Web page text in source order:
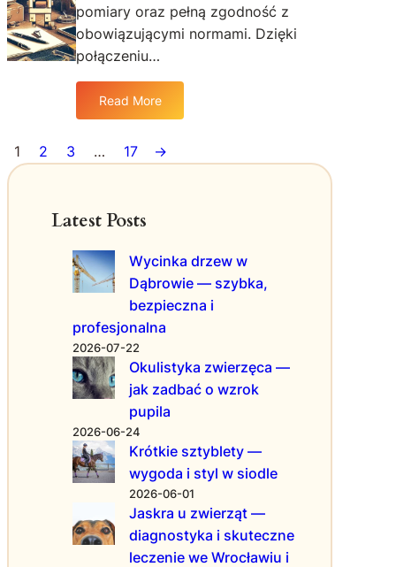
e
g
o
s
n
e
r
ę
d
e
m
o
c
T
w
o
e
o
e
p
l
e
o
e
p
w
i
k
s
i
ę
g
o
w
o
ś
ć
d
l
a
f
i
pomiary oraz pełną zgodność z
obowiązującymi normami. Dzięki
połączeniu…
Read More
r
o
s
o
n
a
l
n
e
u
s
ł
u
g
i
g
e
o
d
1 2 3 … 17 →
Latest Posts
Wycinka drzew w
Dąbrowie — szybka,
bezpieczna i
profesjonalna
2026-07-22
Okulistyka zwierzęca —
jak zadbać o wzrok
pupila
2026-06-24
Krótkie sztyblety —
wygoda i styl w siodle
2026-06-01
Jaskra u zwierząt —
diagnostyka i skuteczne
leczenie we Wrocławiu i